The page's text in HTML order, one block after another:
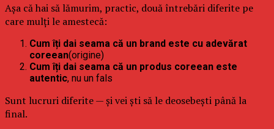
Așa că hai să lămurim, practic, două întrebări diferite pe
care mulți le amestecă:
Cum îți dai seama că un brand este cu adevărat
coreean(origine)
Cum îți dai seama că un produs coreean este
autentic, nu un fals
Sunt lucruri diferite — și vei ști să le deosebești până la
final.